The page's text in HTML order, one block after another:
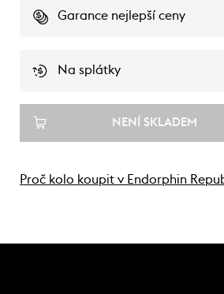
Garance nejlepší ceny
Na splátky
NENÍ SKLADEM
Proč kolo koupit v Endorphin